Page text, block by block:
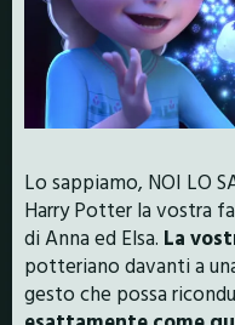
Lo sappiamo, NOI LO
Harry Potter la vostra
di Anna ed Elsa. La
potteriano davanti a
gesto che possa